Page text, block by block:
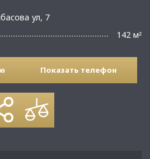
ул, 7
142 м²
Показать телефон